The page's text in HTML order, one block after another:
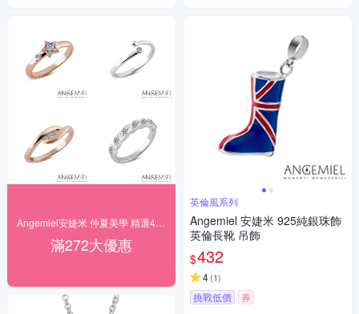
滿272大優惠
英倫風系列
Angemiel 安婕米 925純銀珠飾
英倫長靴 吊飾
$432
4(1)
挑戰低價 券